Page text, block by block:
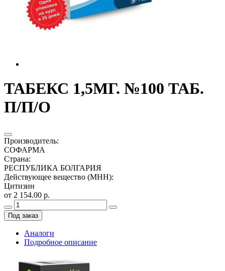
ТАБЕКС 1,5МГ. №100 ТАБ.
П/П/О
Производитель:
СОФАРМА
Страна:
РЕСПУБЛИКА БОЛГАРИЯ
Действующее вещество (МНН):
Цитизин
от 2 154.00 р.
Под заказ
Аналоги
Подробное описание